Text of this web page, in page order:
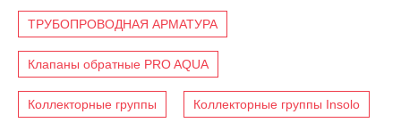
ТРУБОПРОВОДНАЯ АРМАТУРА
Клапаны обратные PRO AQUA
Коллекторные группы Коллекторные группы Insolo